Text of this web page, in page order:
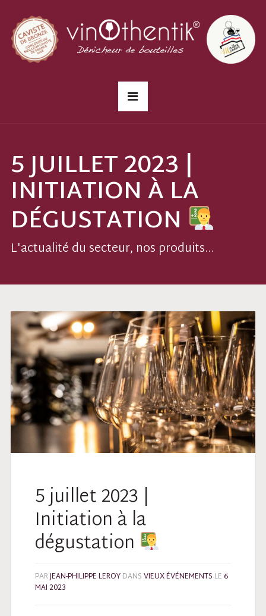
5 JUILLET 2023 |
INITIATION À LA
DÉGUSTATION
L'actualité du secteur, nos produits...
5 juillet 2023 |
Initiation à la
dégustation
PARJEAN-PHILIPPE LEROYDANSVIEUX ÉVÉNEMENTS LE6
MAI 2023